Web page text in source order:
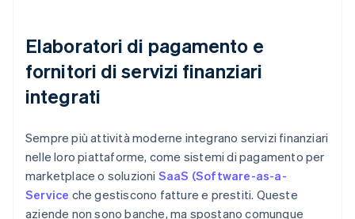
Elaboratori di pagamento e
fornitori di servizi finanziari
integrati
Sempre più attività moderne integrano servizi finanziari
nelle loro piattaforme, come sistemi di pagamento per
marketplace o soluzioni SaaS (Software-as-a-
Service che gestiscono fatture e prestiti. Queste
aziende non sono banche, ma spostano comunque